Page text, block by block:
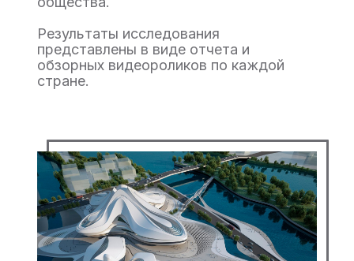
Результаты исследования
представлены в виде отчета и
обзорных видеороликов по каждой
стране.